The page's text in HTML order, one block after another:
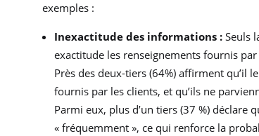
exemples :
Inexactitude des informations : Seuls
exactitude les renseignements fournis
Près des deux-tiers (64%) affirment qu’il
fournis par les clients, et qu’ils ne
Parmi eux, plus d’un tiers (37 %)
« fréquemment », ce qui renforce la